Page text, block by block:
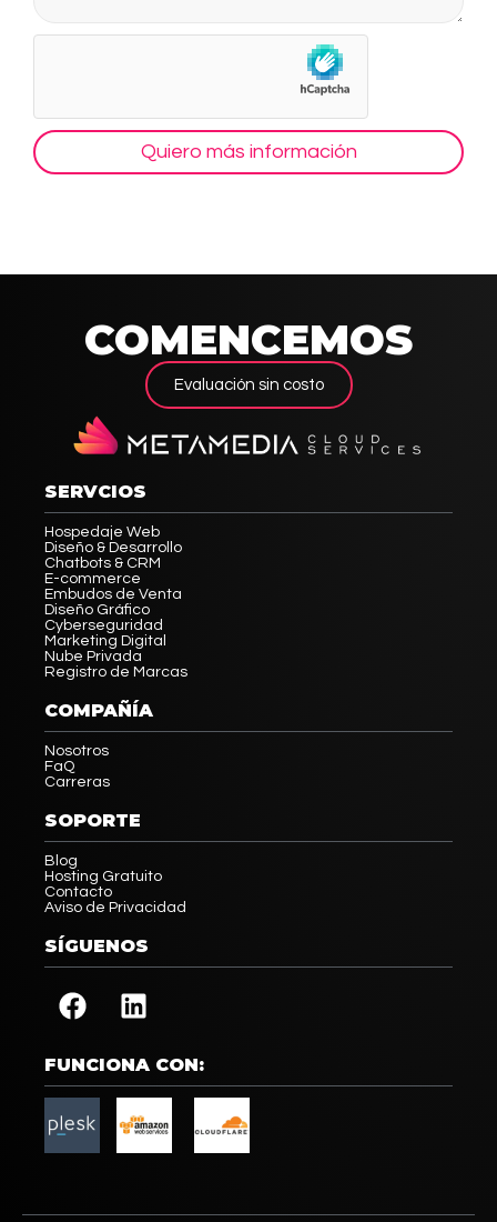
Quiero más información
COMENCEMOS
Evaluación sin costo
SERVCIOS
Hospedaje Web
Diseño & Desarrollo
Chatbots & CRM
E-commerce
Embudos de Venta
Diseño Gráfico
Cyberseguridad
Marketing Digital
Nube Privada
Registro de Marcas
COMPAÑÍA
Nosotros
FaQ
Carreras
SOPORTE
Blog
Hosting Gratuito
Contacto
Aviso de Privacidad
SÍGUENOS
FUNCIONA CON: